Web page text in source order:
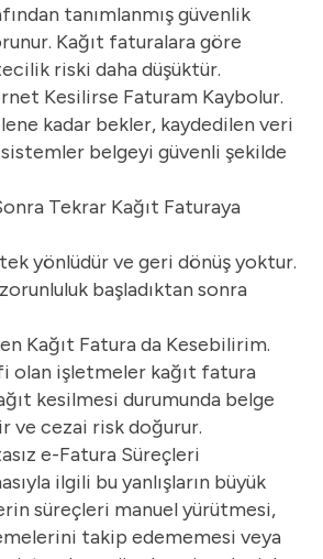
tanımlanmış güvenlik
Kağıt faturalara göre
riski daha düşüktür.
Kesilirse Faturam Kaybolur.
kadar bekler, kaydedilen veri
belgeyi güvenli şekilde
Tekrar Kağıt Faturaya
yönlüdür ve geri dönüş yoktur.
başladıktan sonra
Kağıt Fatura da Kesebilirim.
olan işletmeler kağıt fatura
kesilmesi durumunda belge
ve cezai risk doğurur.
e-Fatura Süreçleri
ilgili bu yanlışların büyük
süreçleri manuel yürütmesi,
takip edememesi veya